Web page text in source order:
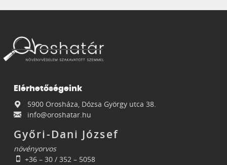
Elérhetőségeink
5900 Orosháza, Dózsa György utca 38.
info@oroshatar.hu
Győri-Dani József
növényorvos
+36 – 30 / 352 – 5058